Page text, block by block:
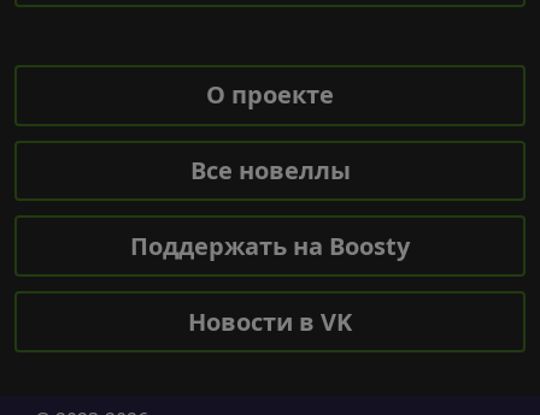
О проекте
Все новеллы
Поддержать на Boosty
Новости в VK